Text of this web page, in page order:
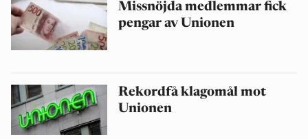
Missnöjda medlemmar fick
pengar av Unionen
Rekordfå klagomål mot
Unionen